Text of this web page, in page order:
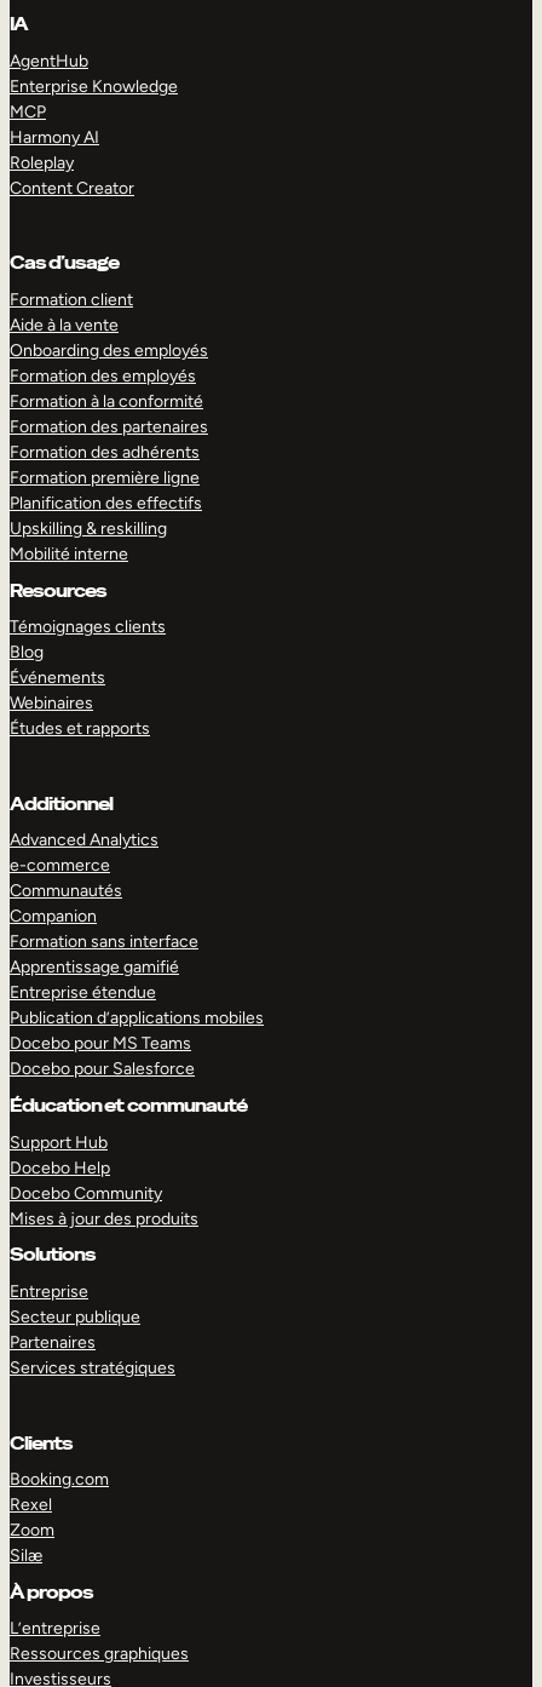
IA
AgentHub
Enterprise Knowledge
MCP
Harmony AI
Roleplay
Content Creator
Cas d’usage
Formation client
Aide à la vente
Onboarding des employés
Formation des employés
Formation à la conformité
Formation des partenaires
Formation des adhérents
Formation première ligne
Planification des effectifs
Upskilling & reskilling
Mobilité interne
Resources
Témoignages clients
Blog
Événements
Webinaires
Études et rapports
Additionnel
Advanced Analytics
e-commerce
Communautés
Companion
Formation sans interface
Apprentissage gamifié
Entreprise étendue
Publication d’applications mobiles
Docebo pour MS Teams
Docebo pour Salesforce
Éducation et communauté
Support Hub
Docebo Help
Docebo Community
Mises à jour des produits
Solutions
Entreprise
Secteur publique
Partenaires
Services stratégiques
Clients
Booking.com
Rexel
Zoom
Silæ
À propos
L’entreprise
Ressources graphiques
Investisseurs